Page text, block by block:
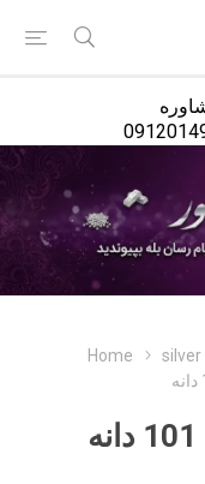
Home silver